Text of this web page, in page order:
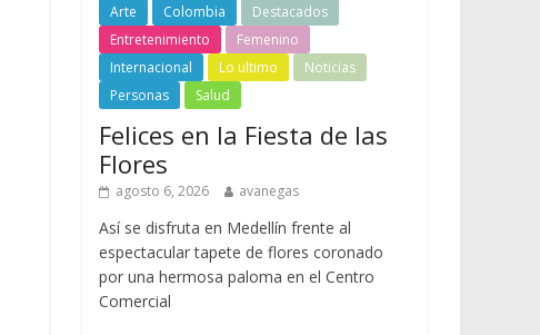
Arte Colombia
Destacados
Entretenimiento
Femenino
Internacional
Lo ultimo
Noticias
Personas
Salud
Felices en la Fiesta de las
Flores
agosto 6, 2026 avanegas
Así se disfruta en Medellín frente al
espectacular tapete de flores coronado
por una hermosa paloma en el Centro
Comercial